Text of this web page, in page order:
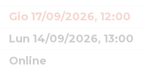
Gio 17/09/2026, 12:00
Lun 14/09/2026, 13:00
Online